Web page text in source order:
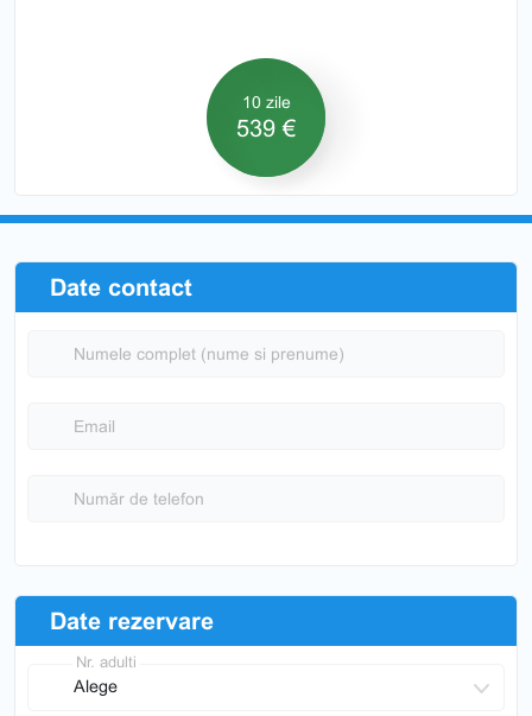
10 zile
539 €
Date contact
Numele complet (nume si prenume)
Email
Număr de telefon
Date rezervare
Nr. adulti